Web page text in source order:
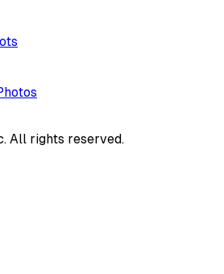
All rights reserved.